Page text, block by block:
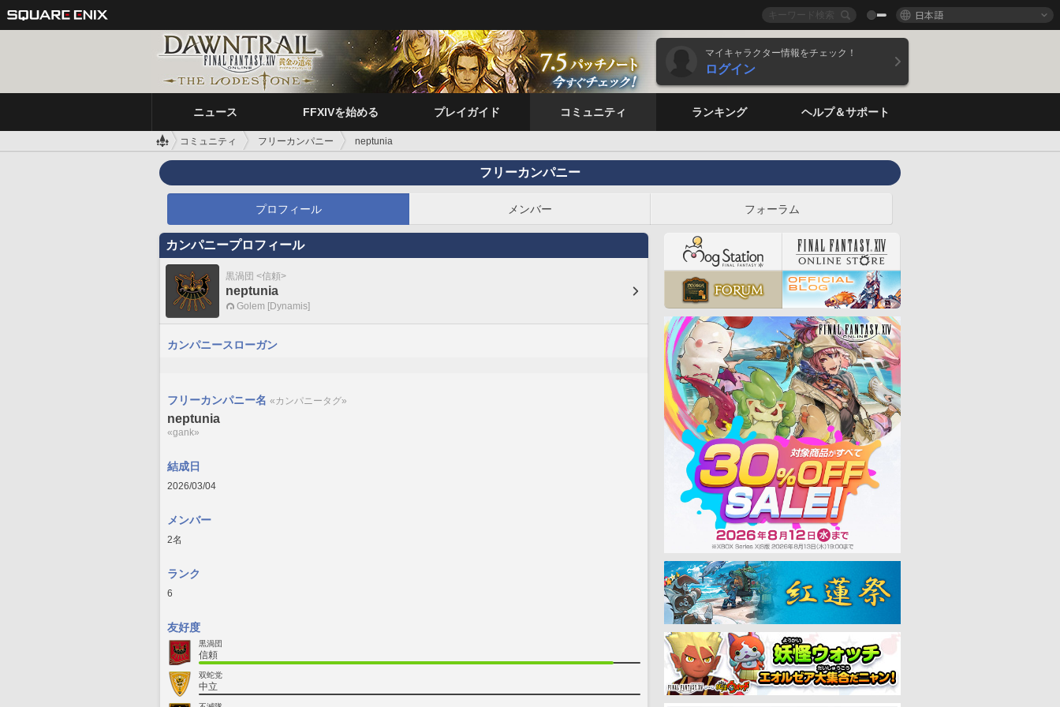
日本語
マイキャラクター情報をチェック！
ログイン
ニュース FFXIVを始める プレイガイド コミュニティ ランキング ヘルプ＆サポート
コミュニティ フリーカンパニー neptunia
フリーカンパニー
プロフィール メンバー フォーラム
カンパニープロフィール
黒渦団 <信頼>
neptunia
Golem [Dynamis]
カンパニースローガン
フリーカンパニー名 «カンパニータグ»
neptunia
«gank»
結成日
2026/03/04
メンバー
2名
ランク
6
友好度
黒渦団
信頼
双蛇党
中立